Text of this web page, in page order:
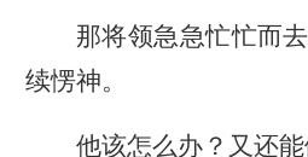
那将领急急忙忙而
续愣神。
他该怎么办？又还能